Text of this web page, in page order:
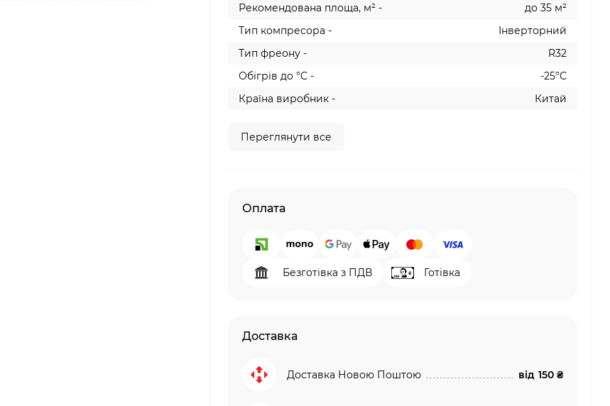
Рекомендована площа, м² -
до 35 м²
Тип компресора -
Інверторний
Тип фреону -
R32
Обігрів до °C -
-25°C
Країна виробник -
Китай
Переглянути все
Оплата
Безготівка з ПДВ Готівка
Доставка
Доставка Новою Поштою від 150 ₴